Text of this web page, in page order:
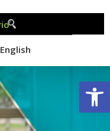
English